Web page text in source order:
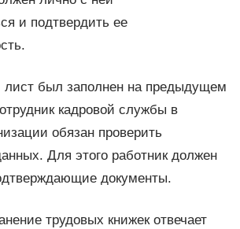
и подтвердить ее
лист был заполнен на предыдущем
кадровой службы в
обязан проверить
Для этого работник должен
документы.
трудовых книжек отвечает